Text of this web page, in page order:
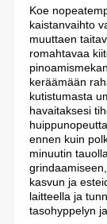
Koe
kaistanvaihto
muuttaen
romahtavaa
keräämään
kutistumasta
havaitaksesi
ennen kuin
minuutin
kasvun ja
laitteella ja
tasohyppelyn